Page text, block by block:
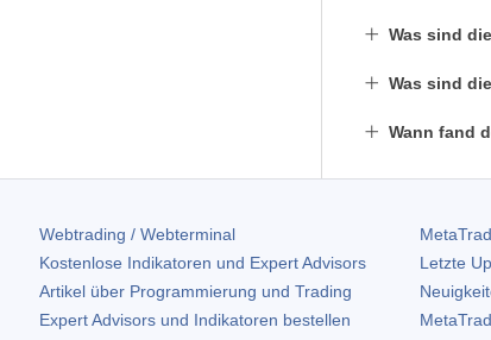
Was sind
Was sind
Wann fand
Webtrading / Webterminal
Kostenlose Indikatoren und Expert Advisors
Artikel über Programmierung und Trading
Expert Advisors und Indikatoren bestellen
Letzte